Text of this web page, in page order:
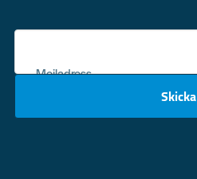
Mejladress
Skicka